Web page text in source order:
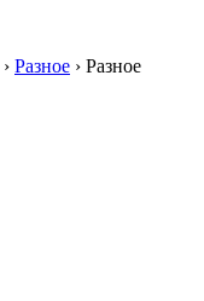
› Разное › Разное